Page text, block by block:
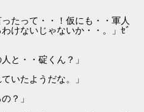
たって・・！仮にも・・軍人
けないじゃないか・・。」ｾﾞ
と・・碇くん？」
いたようだな。」
？」